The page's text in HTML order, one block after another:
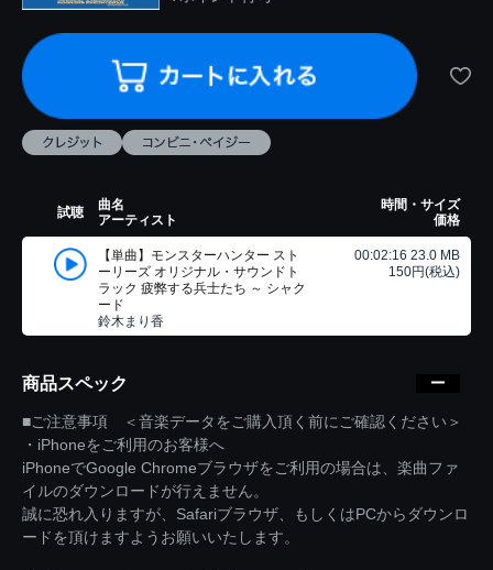
試聴
曲名
アーティスト
時間・サイズ
価格
【単曲】モンスターハンター スト
ーリーズ オリジナル・サウンドト
ラック 疲弊する兵士たち ～ シャク
ード
鈴木まり香
00:02:16 23.0 MB
150円(税込)
商品スペック
■ご注意事項 ＜音楽データをご購入頂く前にご確認ください＞
・iPhoneをご利用のお客様へ
iPhoneでGoogle Chromeブラウザをご利用の場合は、楽曲ファ
イルのダウンロードが行えません。
誠に恐れ入りますが、Safariブラウザ、もしくはPCからダウンロ
ードを頂けますようお願いいたします。